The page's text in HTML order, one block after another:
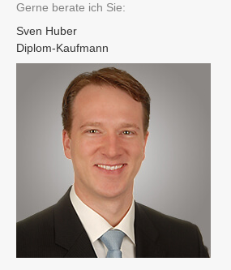
Gerne berate ich Sie:
Sven Huber
Diplom-Kaufmann